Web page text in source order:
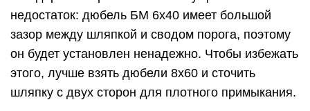
недостаток: дюбель БМ 6х40 имеет большой
зазор между шляпкой и сводом порога, поэтому
он будет установлен ненадежно. Чтобы избежать
этого, лучше взять дюбели 8х60 и сточить
шляпку с двух сторон для плотного примыкания.